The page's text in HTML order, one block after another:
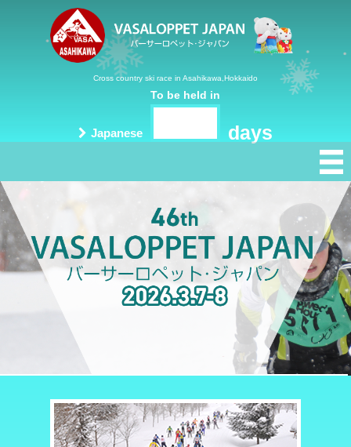
Cross country ski race in Asahikawa,Hokkaido
Japanese
To be held in
days